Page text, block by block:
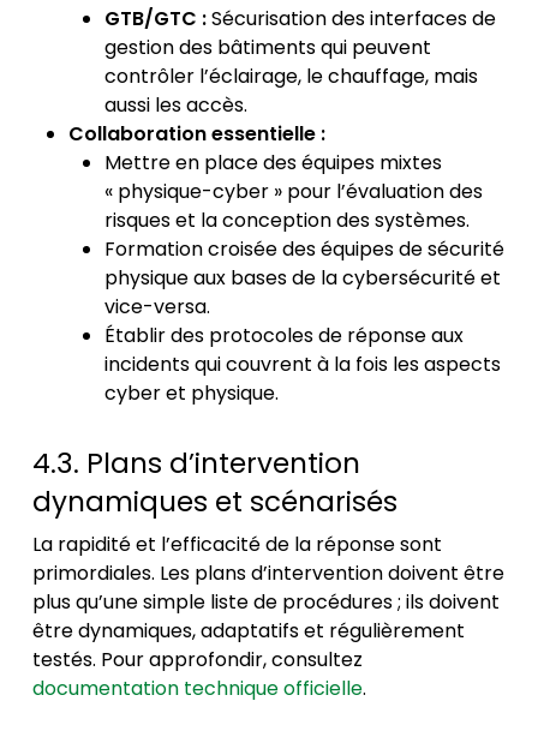
GTB/GTC :Sécurisation des interfaces de
gestion des bâtiments qui peuvent
contrôler l’éclairage, le chauffage, mais
aussi les accès.
Collaboration essentielle :
Mettre en place des équipes mixtes
« physique-cyber » pour l’évaluation des
risques et la conception des systèmes.
Formation croisée des équipes de sécurité
physique aux bases de la cybersécurité et
vice-versa.
Établir des protocoles de réponse aux
incidents qui couvrent à la fois les aspects
cyber et physique.
4.3. Plans d’intervention
dynamiques et scénarisés
La rapidité et l’efficacité de la réponse sont
primordiales. Les plans d’intervention doivent être
plus qu’une simple liste de procédures ; ils doivent
être dynamiques, adaptatifs et régulièrement
testés. Pour approfondir, consultez
documentation technique officielle.